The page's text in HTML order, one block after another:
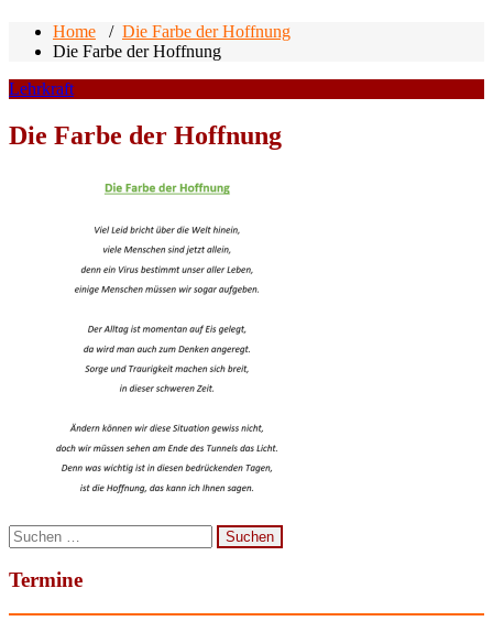
Home / Die Farbe der Hoffnung
Die Farbe der Hoffnung
Lehrkraft
Die Farbe der Hoffnung
Suchen
nach:
Termine